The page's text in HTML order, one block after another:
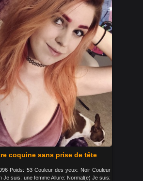
coquine sans prise de tête
Poids: 53 Couleur des yeux: Noir Couleur
Je suis: une femme Allure: Normal(e) Je suis: